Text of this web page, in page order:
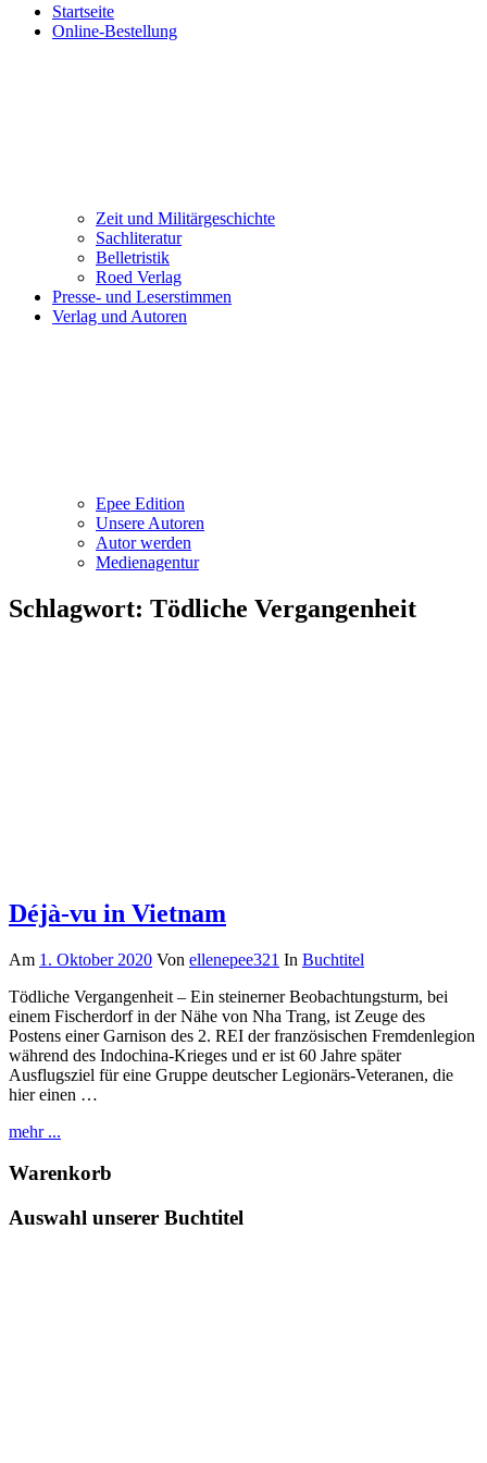
Startseite
Online-Bestellung
Zeit und Militärgeschichte
Sachliteratur
Belletristik
Roed Verlag
Presse- und Leserstimmen
Verlag und Autoren
Epee Edition
Unsere Autoren
Autor werden
Medienagentur
Schlagwort: Tödliche Vergangenheit
Déjà-vu in Vietnam
Am 1. Oktober 2020 Von ellenepee321 In Buchtitel
Tödliche Vergangenheit – Ein steinerner Beobachtungsturm, bei
einem Fischerdorf in der Nähe von Nha Trang, ist Zeuge des
Postens einer Garnison des 2. REI der französischen Fremdenlegion
während des Indochina-Krieges und er ist 60 Jahre später
Ausflugsziel für eine Gruppe deutscher Legionärs-Veteranen, die
hier einen …
mehr ...
Warenkorb
Auswahl unserer Buchtitel